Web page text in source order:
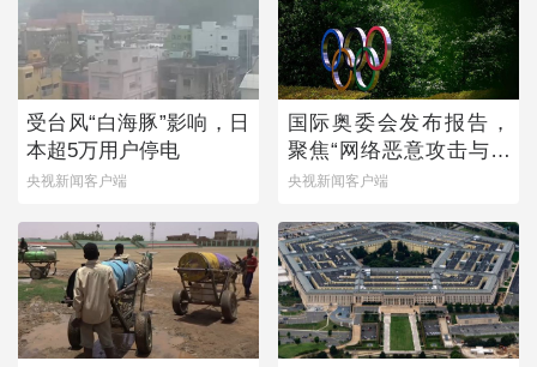
受台风“白海豚”影响，日
本超5万用户停电
央视新闻客户端
国际奥委会发布报告，
聚焦“网络恶意攻击与体
育”
央视新闻客户端